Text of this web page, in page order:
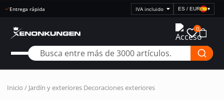
Seleccionar
visualización
precios
ES / EUR ▾
0
Inicio / Jardín y exteriores Decoraciones exteriores